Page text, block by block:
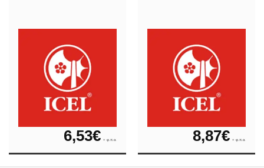
6,53€ + φ.π.α. 8,87€ + φ.π.α.